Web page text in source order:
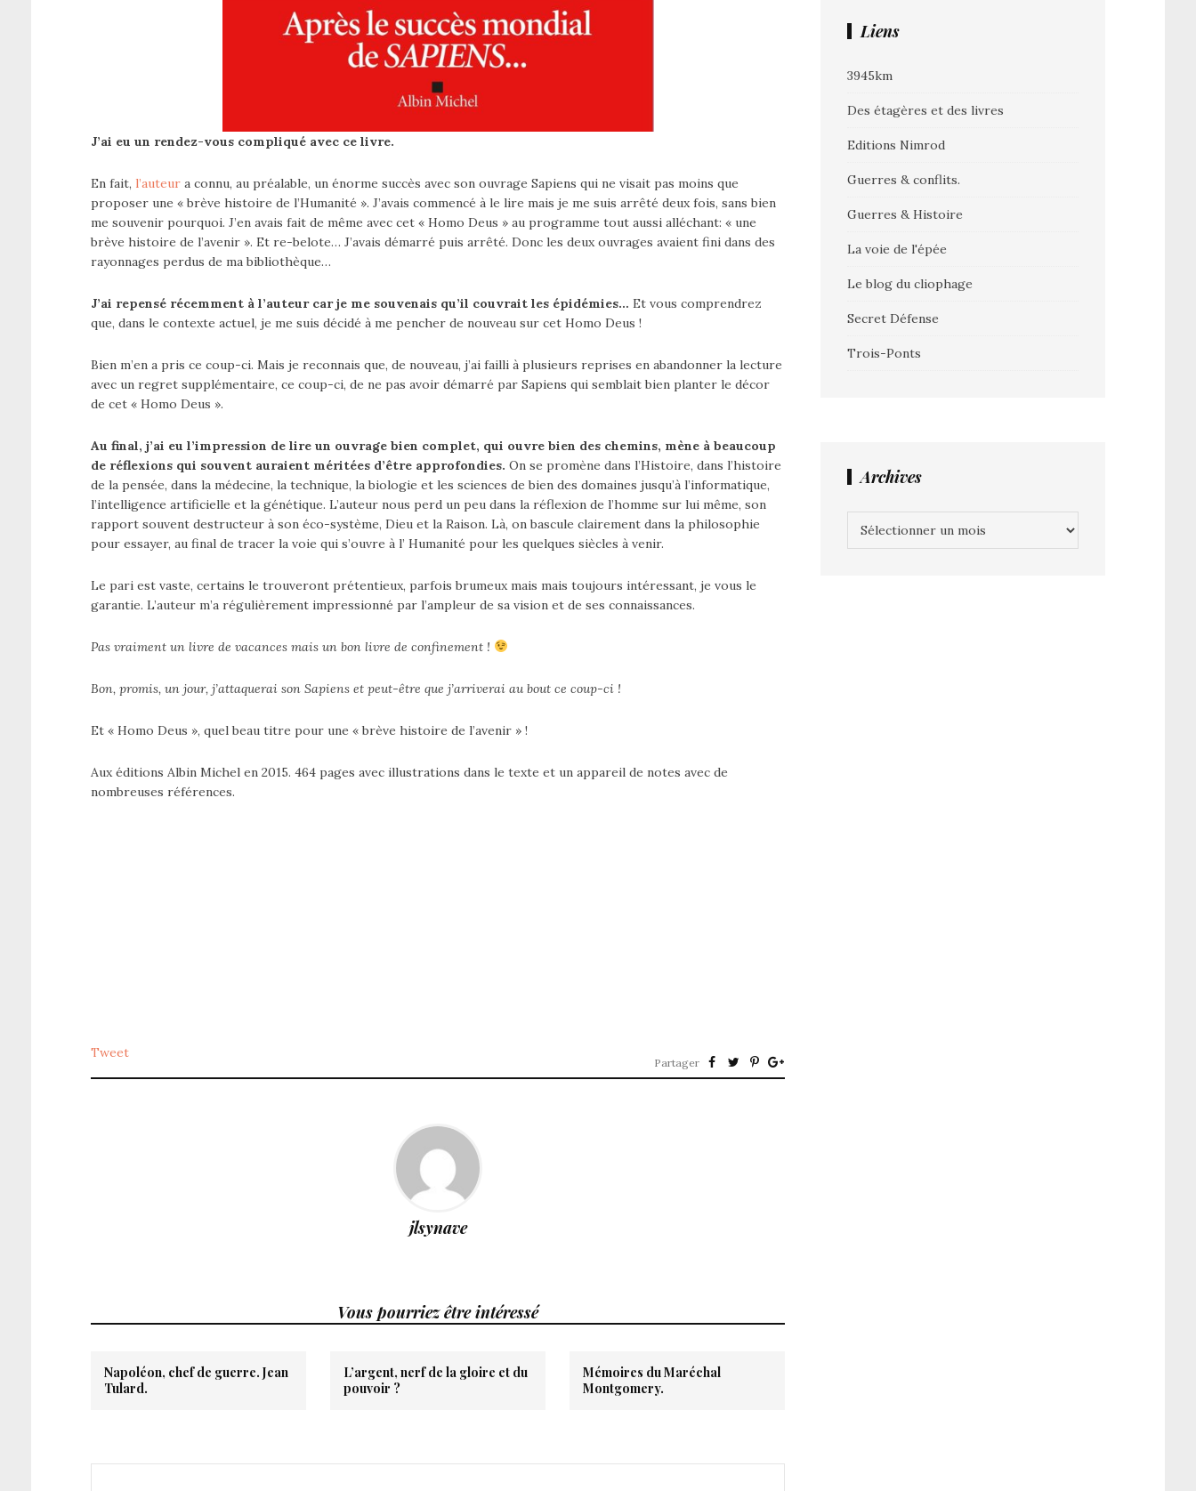
J’ai eu un rendez-vous compliqué avec ce livre.
En fait, l’auteur a connu, au préalable, un énorme succès avec son ouvrage Sapiens qui ne visait pas moins que
proposer une « brève histoire de l’Humanité ». J’avais commencé à le lire mais je me suis arrêté deux fois, sans bien
me souvenir pourquoi. J’en avais fait de même avec cet « Homo Deus » au programme tout aussi alléchant: « une
brève histoire de l’avenir ». Et re-belote… J’avais démarré puis arrêté. Donc les deux ouvrages avaient fini dans des
rayonnages perdus de ma bibliothèque…
J’ai repensé récemment à l’auteur car je me souvenais qu’il couvrait les épidémies… Et vous comprendrez
que, dans le contexte actuel, je me suis décidé à me pencher de nouveau sur cet Homo Deus !
Bien m’en a pris ce coup-ci. Mais je reconnais que, de nouveau, j’ai failli à plusieurs reprises en abandonner la lecture
avec un regret supplémentaire, ce coup-ci, de ne pas avoir démarré par Sapiens qui semblait bien planter le décor
de cet « Homo Deus ».
Au final, j’ai eu l’impression de lire un ouvrage bien complet, qui ouvre bien des chemins, mène à beaucoup
de réflexions qui souvent auraient méritées d’être approfondies. On se promène dans l’Histoire, dans l’histoire
de la pensée, dans la médecine, la technique, la biologie et les sciences de bien des domaines jusqu’à l’informatique,
l’intelligence artificielle et la génétique. L’auteur nous perd un peu dans la réflexion de l’homme sur lui même, son
rapport souvent destructeur à son éco-système, Dieu et la Raison. Là, on bascule clairement dans la philosophie
pour essayer, au final de tracer la voie qui s’ouvre à l’ Humanité pour les quelques siècles à venir.
Le pari est vaste, certains le trouveront prétentieux, parfois brumeux mais mais toujours intéressant, je vous le
garantie. L’auteur m’a régulièrement impressionné par l’ampleur de sa vision et de ses connaissances.
Pas vraiment un livre de vacances mais un bon livre de confinement !
Bon, promis, un jour, j’attaquerai son Sapiens et peut-être que j’arriverai au bout ce coup-ci !
Et « Homo Deus », quel beau titre pour une « brève histoire de l’avenir » !
Aux éditions Albin Michel en 2015. 464 pages avec illustrations dans le texte et un appareil de notes avec de
nombreuses références.
Tweet
Partager
jlsynave
Vous pourriez être intéressé
Napoléon, chef de guerre. Jean
Tulard.
L’argent, nerf de la gloire et du
pouvoir ?
Mémoires du Maréchal
Montgomery.
Liens
3945km
Des étagères et des livres
Editions Nimrod
Guerres & conflits.
Guerres & Histoire
La voie de l'épée
Le blog du cliophage
Secret Défense
Trois-Ponts
Archives